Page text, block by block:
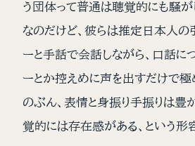
う団体って普通は聴覚的にも騒が
なのだけど、彼らは推定日本人の
ーと手話で会話しながら、口話に
ーとか控えめに声を出すだけで極
のぶん、表情と身振り手振りは豊
覚的には存在感がある、という形